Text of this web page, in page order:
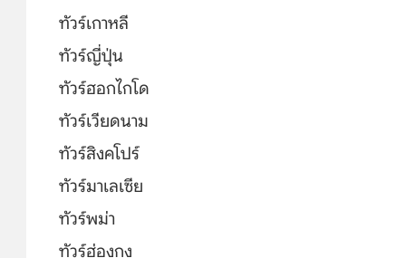
ทัวร์เกาหลี
ทัวร์ญี่ปุ่น
ทัวร์ฮอกไกโด
ทัวร์เวียดนาม
ทัวร์สิงคโปร์
ทัวร์มาเลเซีย
ทัวร์พม่า
ทัวร์ฮ่องกง